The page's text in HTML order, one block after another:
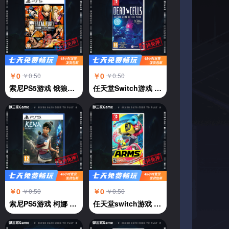
￥0 ￥0.50
索尼PS5游戏 饿狼传说 群狼都市 中文
￥0 ￥0.50
任天堂Switch游戏 NS 死亡细胞deadcells 年度版 横版过关 中文
￥0 ￥0.50
索尼PS5游戏 柯娜 奇纳 KENA 凯娜 灵魂之桥 中文
￥0 ￥0.50
任天堂switch游戏 强力拳击 神臂斗士 Arms 伸缩拳击 中文